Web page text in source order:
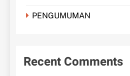
PENGUMUMAN
Recent Comments